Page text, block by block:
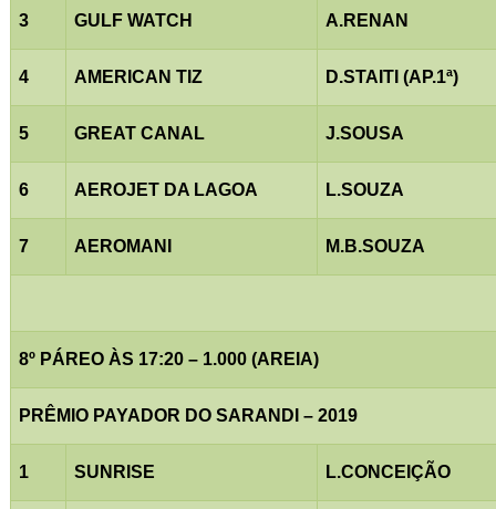
3 GULF WATCH A.RENAN
4 AMERICAN TIZ D.STAITI (AP.1ª)
5 GREAT CANAL J.SOUSA
6 AEROJET DA LAGOA L.SOUZA
7 AEROMANI M.B.SOUZA
8º PÁREO ÀS 17:20 – 1.000 (AREIA)
PRÊMIO PAYADOR DO SARANDI – 2019
1 SUNRISE L.CONCEIÇÃO